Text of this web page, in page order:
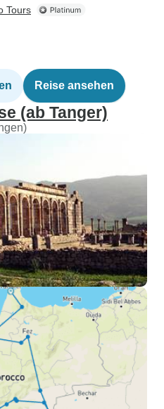
Tours
Reise ansehen
(ab Tanger)